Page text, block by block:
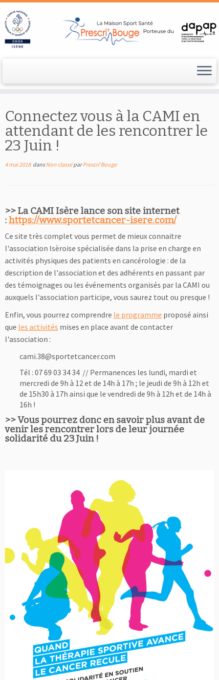
au
contenu
Connectez vous à la CAMI en
attendant de les rencontrer le
23 Juin !
4 mai 2018dansNon classéparPrescri'Bouge
>> La CAMI Isère lance son site internet
:https://www.sportetcancer-isere.com/
Ce site très complet vous permet de mieux connaitre
l'association Isèroise spécialisée dans la prise en charge en
activités physiques des patients en cancérologie : de la
description de l'association et des adhérents en passant par
des témoignages ou les événements organisés par la CAMI ou
auxquels l'association participe, vous saurez tout ou presque !
Enfin, vous pourrez comprendre le programme proposé ainsi
que les activités mises en place avant de contacter
l'association :
cami.38@sportetcancer.com
Tél : 07 69 03 34 34 // Permanences les lundi, mardi et
mercredi de 9h à 12 et de 14h à 17h ; le jeudi de 9h à 12h et
de 15h30 à 17h ainsi que le vendredi de 9h à 12h et de 14h à
16h !
>> Vous pourrez donc en savoir plus avant de
venir les rencontrer lors de leur journée
solidarité du 23 Juin !